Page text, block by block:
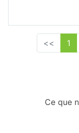
<< 1
Ce que